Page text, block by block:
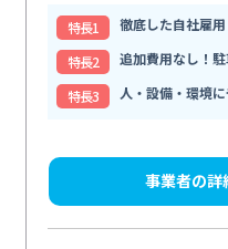
特⻑1
徹底した自社雇
特⻑2
追加費用なし！
特⻑3
人・設備・環境
事業者の詳